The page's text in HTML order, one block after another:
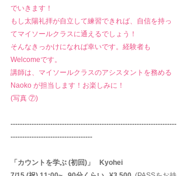
でいきます！
もし太陽礼拝が自立して練習できれば、自信を持っ
てマイソールクラスに通えるでしょう！
そんなきっかけになれば幸いです。経験者も
Welcomeです。
講師は、マイソールクラスのアシスタントを務める
Naoko が担当します！お楽しみに！
(写真 ⑦)
-----------------------------------------------------------------------
-----------------------------------
「カウントを学ぶ (初回)」   Kyohei